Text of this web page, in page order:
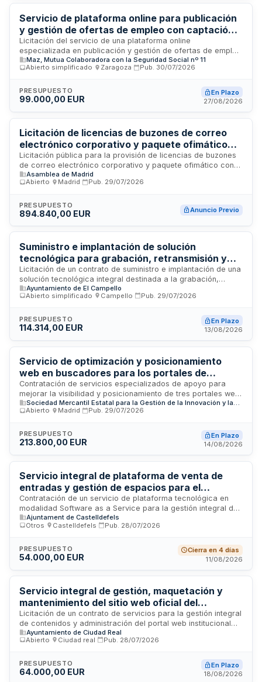
contrato es privada de prestación de servicios, y su
ejecución se somete a supervisión por la persona
responsable designada.
Servicio de plataforma online para publicación
y gestión de ofertas de empleo con captación
de candidatos y procesos de selección en MAZ
Licitación del servicio de una plataforma online
especializada en publicación y gestión de ofertas de empleo
para MAZ M.C.S.S. nº 11. La plataforma debe facilitar la
captación de candidatos y la gestión integral de procesos
publicación simultánea de ofertas y visibilidad en
buscadores segmentados. Requiere base mínima de más de
profesionales sanitarios.
Maz, Mutua Colaboradora con la Seguridad Social nº 11
Abierto simplificado
Zaragoza Pub. 30/07/2026
PRESUPUESTO
99.000,00 EUR
En Plazo
27/08/2026
Licitación de licencias de buzones de correo
electrónico corporativo y paquete ofimático
avanzado para la Asamblea de Madrid
Licitación pública para la provisión de licencias de buzones
de correo electrónico corporativo y paquete ofimático con
características avanzadas destinadas a los usuarios de la
Asamblea de Madrid. El contrato incluye la dotación de
para el personal de la institución legislativa autonómica
madrileña, garantizando capacidades avanzadas en gestión
Mesa de la Asamblea de Madrid.
Asamblea de Madrid
Abierto
Madrid Pub. 29/07/2026
PRESUPUESTO
894.840,00 EUR Anuncio Previo
Suministro e implantación de solución
tecnológica para grabación, retransmisión y
creación de actas audiovisuales del
Ayuntamiento de El Campello
Licitación de un contrato de suministro e implantación de una
solución tecnológica integral destinada a la grabación,
retransmisión en directo y creación automática de actas en
formato audiovisual de las sesiones de los órganos
suministrará bajo modalidad llave en mano, completamente
instalada, configurada e integrada con la infraestructura
mantenimiento durante toda la vigencia del contrato, que
será de cuatro años.
Ayuntamiento de El Campello
Abierto simplificado
Campello Pub. 29/07/2026
PRESUPUESTO
114.314,00 EUR
En Plazo
13/08/2026
Servicio de optimización y posicionamiento
web en buscadores para los portales de
turismo spain.info, visitspain.com.cn y
tourspain.es - SEGITTUR
Contratación de servicios especializados de apoyo para
mejorar la visibilidad y posicionamiento de tres portales web
turísticos españoles en buscadores orgánicos, sistemas de
búsqueda generativa e inteligencia artificial. SEGITTUR
en SEO, auditorías técnicas, optimización para motores
generativos y gestión de proyectos digitales. El servicio
mencionados, incluyendo actuaciones de posicionamiento
internacional y técnicas de Generative Engine Optimization.
Sociedad Mercantil Estatal para la Gestión de la Innovación y las Tecnologías Turísticas, S.A.M.P. (SEGITTUR)
Abierto
Madrid Pub. 29/07/2026
PRESUPUESTO
213.800,00 EUR
En Plazo
14/08/2026
Servicio integral de plataforma de venta de
entradas y gestión de espacios para el
Ayuntamiento de Castelldefels
Contratación de un servicio de plataforma tecnológica en
modalidad Software as a Service para la gestión integral de
venta de entradas, reservas, comercialización de productos
y servicios, y control de accesos y aforamiento en espacios
prestación continuada de esta solución web accesible desde
navegadores estándar, sin requerimiento de instalación en
contratista en cuanto a disponibilidad, funcionamiento y
mantenimiento durante toda la vigencia del contrato.
Ajuntament de Castelldefels
Otros
Castelldefels Pub. 28/07/2026
PRESUPUESTO
54.000,00 EUR
Cierra en 4 días
11/08/2026
Servicio integral de gestión, maquetación y
mantenimiento del sitio web oficial del
Ayuntamiento de Ciudad Real
Licitación de un contrato de servicios para la gestión integral
de contenidos y administración del portal web institucional
del Ayuntamiento de Ciudad Real. Incluye la creación,
maquetación, publicación, mantenimiento, actualización y
administración técnica y funcional, garantizando
disponibilidad, accesibilidad, seguridad y rendimiento óptimo.
Ayuntamiento de Ciudad Real
Abierto
Ciudad real Pub. 28/07/2026
PRESUPUESTO
64.000,00 EUR
En Plazo
18/08/2026